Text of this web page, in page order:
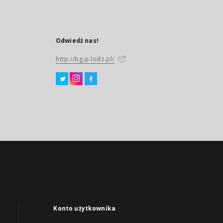
Odwiedź nas!
http://bg.p.lodz.pl/
Konto użytkownika